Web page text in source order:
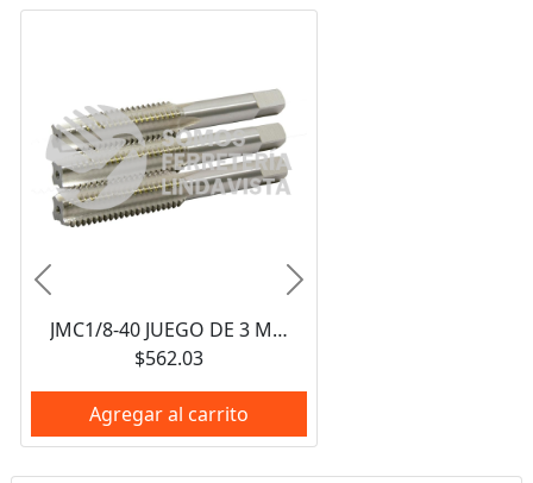
JMC1/8-40 JUEGO DE 3 MACHUELOS DE ACERO DE ALTA VELOCIDAD 1/8"-40NS URREA
$562.03
Agregar al carrito
Anterior Siguiente